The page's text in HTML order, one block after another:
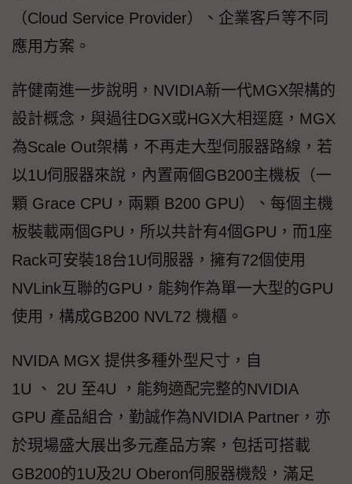
（Cloud Service Provider）、企業客戶等不同
應用方案。
許健南進一步說明，NVIDIA新一代MGX架構的
設計概念，與過往DGX或HGX大相逕庭，MGX
為Scale Out架構，不再走大型伺服器路線，若
以1U伺服器來說，內置兩個GB200主機板（一
顆 Grace CPU，兩顆 B200 GPU）、每個主機
板裝載兩個GPU，所以共計有4個GPU，而1座
Rack可安裝18台1U伺服器，擁有72個使用
NVLink互聯的GPU，能夠作為單一大型的GPU
使用，構成GB200 NVL72 機櫃。
NVIDA MGX 提供多種外型尺寸，自
1U 、 2U 至4U ，能夠適配完整的NVIDIA
GPU 產品組合，勤誠作為NVIDIA Partner，亦
於現場盛大展出多元產品方案，包括可搭載
GB200的1U及2U Oberon伺服器機殼，滿足